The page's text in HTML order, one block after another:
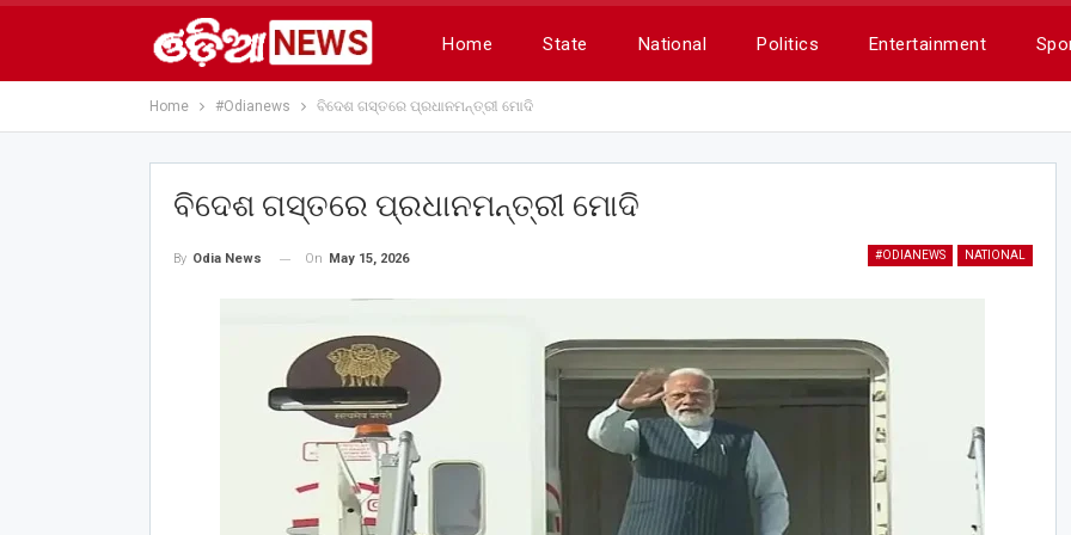
Home State National Politics Entertainment
Home #Odianews ବିଦେଶ ଗସ୍ତରେ ପ୍ରଧାନମନ୍ତ୍ରୀ ମୋଦି
ବିଦେଶ ଗସ୍ତରେ ପ୍ରଧାନମନ୍ତ୍ରୀ ମୋଦି
#ODIANEWS NATIONAL
By Odia News On May 15, 2026